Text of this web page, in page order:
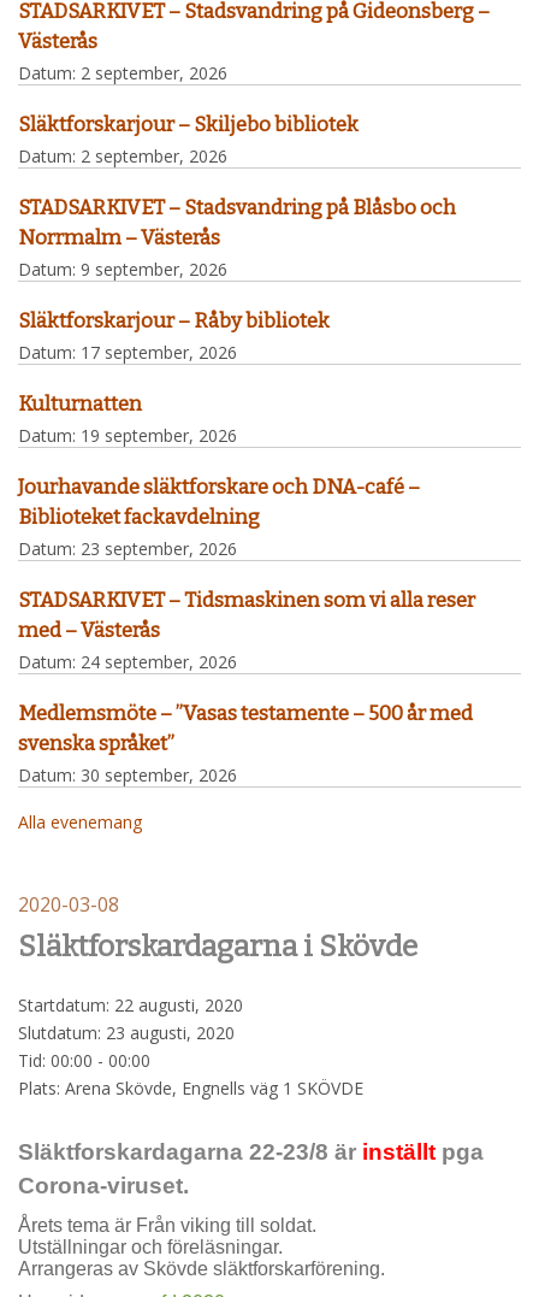
STADSARKIVET – Stadsvandring på Gideonsberg –
Västerås
Datum: 2 september, 2026
Släktforskarjour – Skiljebo bibliotek
Datum: 2 september, 2026
STADSARKIVET – Stadsvandring på Blåsbo och
Norrmalm – Västerås
Datum: 9 september, 2026
Släktforskarjour – Råby bibliotek
Datum: 17 september, 2026
Kulturnatten
Datum: 19 september, 2026
Jourhavande släktforskare och DNA-café –
Biblioteket fackavdelning
Datum: 23 september, 2026
STADSARKIVET – Tidsmaskinen som vi alla reser
med – Västerås
Datum: 24 september, 2026
Medlemsmöte – ”Vasas testamente – 500 år med
svenska språket”
Datum: 30 september, 2026
Alla evenemang
2020-03-08
Släktforskardagarna i Skövde
Startdatum: 22 augusti, 2020
Slutdatum: 23 augusti, 2020
Tid: 00:00 - 00:00
Plats: Arena Skövde, Engnells väg 1 SKÖVDE
Släktforskardagarna 22-23/8 är inställt pga
Corona-viruset.
Årets tema är Från viking till soldat.
Utställningar och föreläsningar.
Arrangeras av Skövde släktforskarförening.